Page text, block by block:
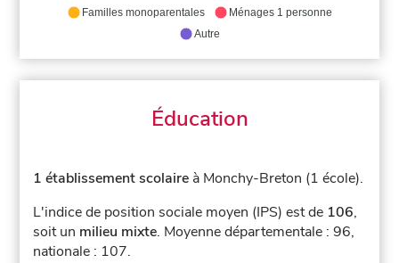
Familles monoparentales
Ménages 1 personne
Autre
Éducation
1 établissement scolaire à Monchy-Breton (1 école).
L'indice de position sociale moyen (IPS) est de 106,
soit un milieu mixte. Moyenne départementale : 96,
nationale : 107.